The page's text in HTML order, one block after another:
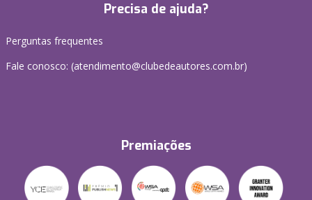
Precisa de ajuda?
Perguntas frequentes
Fale conosco: (atendimento@clubedeautores.com.br)
Premiações